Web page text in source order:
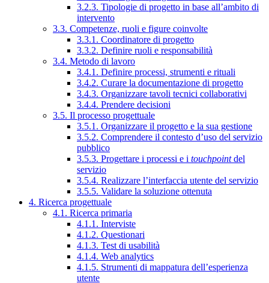
3.2.3. Tipologie di progetto in base all’ambito di
intervento
3.3. Competenze, ruoli e figure coinvolte
3.3.1. Coordinatore di progetto
3.3.2. Definire ruoli e responsabilità
3.4. Metodo di lavoro
3.4.1. Definire processi, strumenti e rituali
3.4.2. Curare la documentazione di progetto
3.4.3. Organizzare tavoli tecnici collaborativi
3.4.4. Prendere decisioni
3.5. Il processo progettuale
3.5.1. Organizzare il progetto e la sua gestione
3.5.2. Comprendere il contesto d’uso del servizio
pubblico
3.5.3. Progettare i processi e i touchpointdel
servizio
3.5.4. Realizzare l’interfaccia utente del servizio
3.5.5. Validare la soluzione ottenuta
4. Ricerca progettuale
4.1. Ricerca primaria
4.1.1. Interviste
4.1.2. Questionari
4.1.3. Test di usabilità
4.1.4. Web analytics
4.1.5. Strumenti di mappatura dell’esperienza
utente